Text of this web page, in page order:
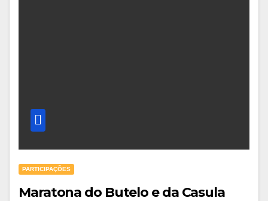
PARTICIPAÇÕES
Maratona do Butelo e da Casula